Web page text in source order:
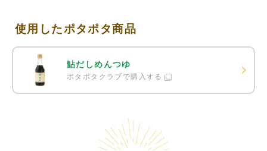
使用したポタポタ商品
鮎だしめんつゆ
ポタポタクラブで購入する